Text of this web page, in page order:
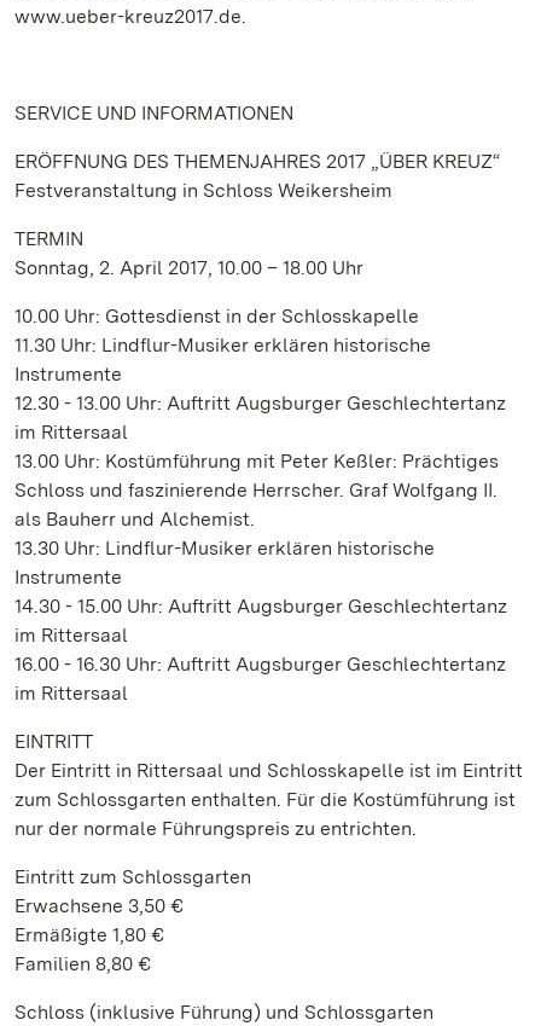
www.ueber-kreuz2017.de.
SERVICE UND INFORMATIONEN
ERÖFFNUNG DES THEMENJAHRES 2017 „ÜBER KREUZ“
Festveranstaltung in Schloss Weikersheim
TERMIN
Sonntag, 2. April 2017, 10.00 – 18.00 Uhr
10.00 Uhr: Gottesdienst in der Schlosskapelle
11.30 Uhr: Lindflur-Musiker erklären historische
Instrumente
12.30 - 13.00 Uhr: Auftritt Augsburger Geschlechtertanz
im Rittersaal
13.00 Uhr: Kostümführung mit Peter Keßler: Prächtiges
Schloss und faszinierende Herrscher. Graf Wolfgang II.
als Bauherr und Alchemist.
13.30 Uhr: Lindflur-Musiker erklären historische
Instrumente
14.30 - 15.00 Uhr: Auftritt Augsburger Geschlechtertanz
im Rittersaal
16.00 - 16.30 Uhr: Auftritt Augsburger Geschlechtertanz
im Rittersaal
EINTRITT
Der Eintritt in Rittersaal und Schlosskapelle ist im Eintritt
zum Schlossgarten enthalten. Für die Kostümführung ist
nur der normale Führungspreis zu entrichten.
Eintritt zum Schlossgarten
Erwachsene 3,50 €
Ermäßigte 1,80 €
Familien 8,80 €
Schloss (inklusive Führung) und Schlossgarten